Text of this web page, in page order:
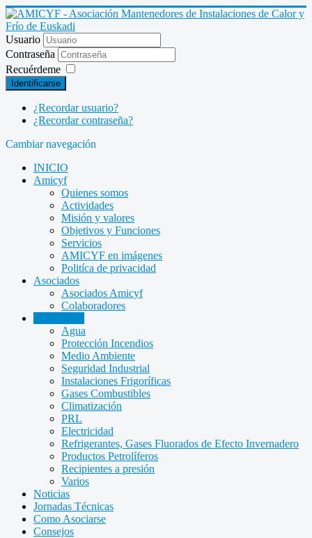
Usuario
Contraseña
Recuérdeme
Identificarse
¿Recordar usuario?
¿Recordar contraseña?
Cambiar navegación
INICIO
Amicyf
Quienes somos
Actividades
Misión y valores
Objetivos y Funciones
Servicios
AMICYF en imágenes
Politíca de privacidad
Asociados
Asociados Amicyf
Colaboradores
Agua
Protección Incendios
Medio Ambiente
Seguridad Industrial
Instalaciones Frigoríficas
Gases Combustibles
Climatización
PRL
Electricidad
Refrigerantes, Gases Fluorados de Efecto Invernadero
Productos Petrolíferos
Recipientes a presión
Varios
Noticias
Jornadas Técnicas
Como Asociarse
Consejos